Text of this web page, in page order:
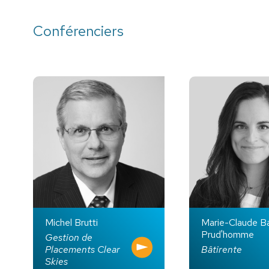
Conférenciers
Michel Brutti
Gestion de
Placements Clear
Skies
Marie-Claude
Prud'homme
Bâtirente